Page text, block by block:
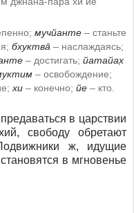
мучйанте– станьте
бхуктва̄ – наслаждаясь;
– достигать; йатайах̣
– освобождение;
хи – конечно; йе – кто.
в царствии
свободу обретают
ж, идущие
в мгновенье